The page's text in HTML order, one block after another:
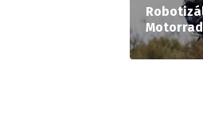
Motorrad